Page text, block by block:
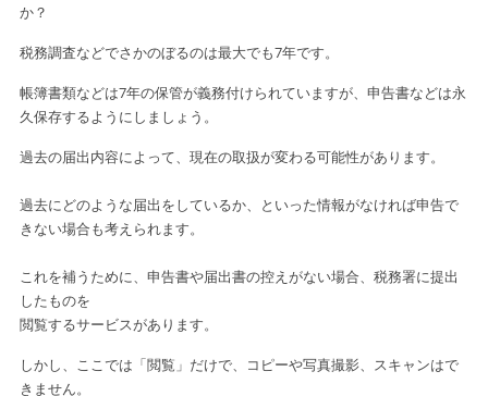
か？
税務調査などでさかのぼるのは最大でも7年です。
帳簿書類などは7年の保管が義務付けられていますが、申告書などは永
久保存するようにしましょう。
過去の届出内容によって、現在の取扱が変わる可能性があります。
過去にどのような届出をしているか、といった情報がなければ申告で
きない場合も考えられます。
これを補うために、申告書や届出書の控えがない場合、税務署に提出
したものを
閲覧するサービスがあります。
しかし、ここでは「閲覧」だけで、コピーや写真撮影、スキャンはで
きません。